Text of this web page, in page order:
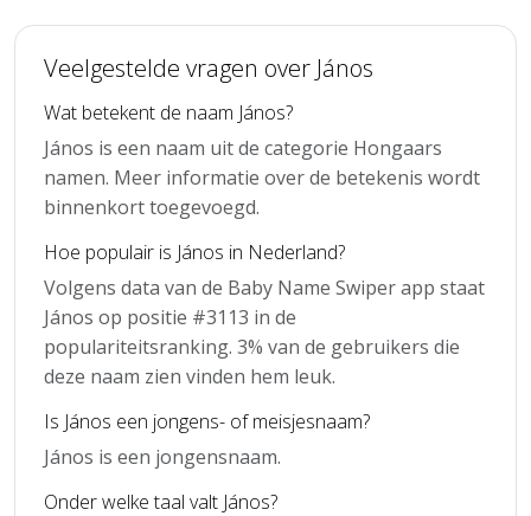
Veelgestelde vragen over János
Wat betekent de naam János?
János is een naam uit de categorie Hongaars
namen. Meer informatie over de betekenis wordt
binnenkort toegevoegd.
Hoe populair is János in Nederland?
Volgens data van de Baby Name Swiper app staat
János op positie #3113 in de
populariteitsranking. 3% van de gebruikers die
deze naam zien vinden hem leuk.
Is János een jongens- of meisjesnaam?
János is een jongensnaam.
Onder welke taal valt János?